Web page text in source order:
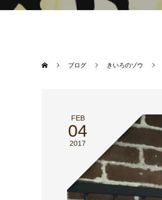
ブログ きいろのゾウ
FEB
04
2017